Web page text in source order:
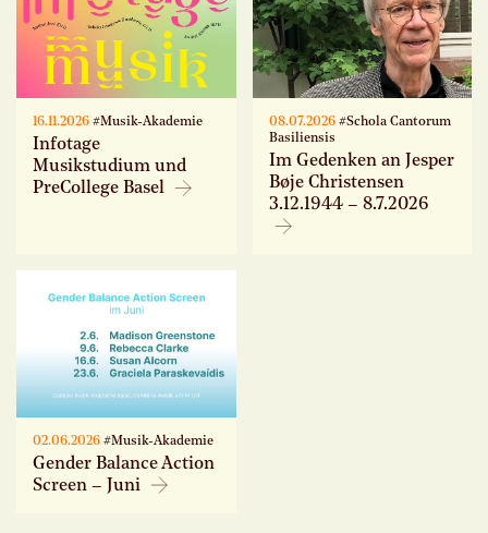
16.11.2026 #Musik-Akademie
Infotage
Musikstudium und
PreCollege Basel
08.07.2026#Schola Cantorum
Basiliensis
Im Gedenken an Jesper
Bøje Christensen
3.12.1944 – 8.7.2026
02.06.2026 #Musik-Akademie
Gender Balance Action
Screen – Juni